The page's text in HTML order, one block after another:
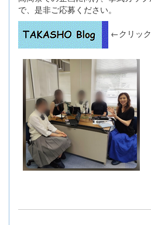
で、是非ご応募ください。
←クリック